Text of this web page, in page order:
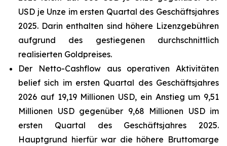
USD je Unze im ersten Quartal des Geschäftsjahres
2025. Darin enthalten sind höhere Lizenzgebühren
aufgrund des gestiegenen durchschnittlich
realisierten Goldpreises.
Der Netto-Cashflow aus operativen Aktivitäten
belief sich im ersten Quartal des Geschäftsjahres
2026 auf 19,19 Millionen USD, ein Anstieg um 9,51
Millionen USD gegenüber 9,68 Millionen USD im
ersten Quartal des Geschäftsjahres 2025.
Hauptgrund hierfür war die höhere Bruttomarge